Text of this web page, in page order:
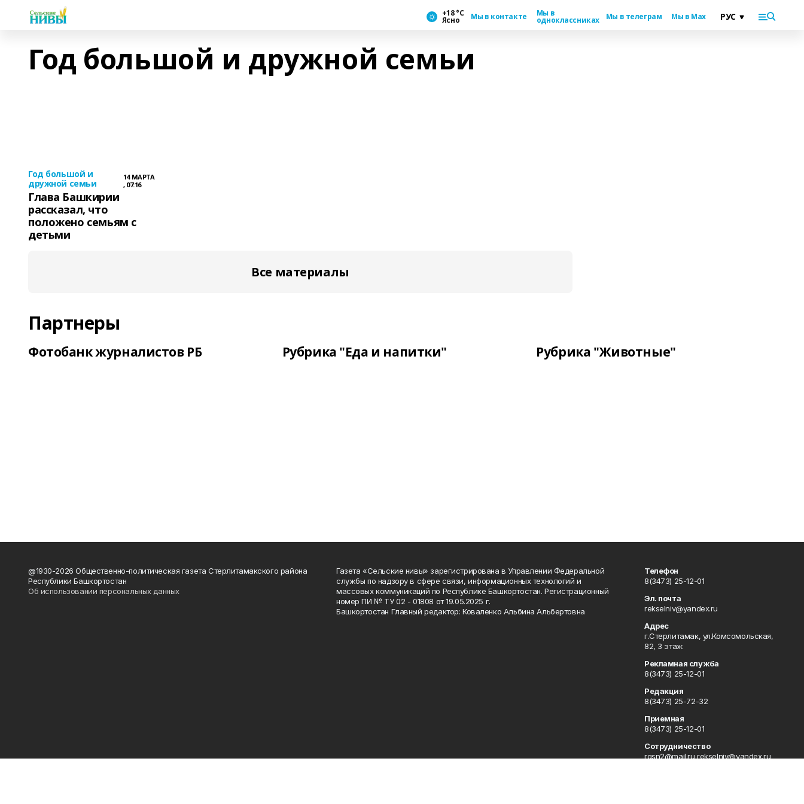
+18 °С
Ясно Мы в контакте Мы в
одноклассниках Мы в телеграм Мы в Max
Год большой и дружной семьи
Год большой и
дружной семьи
14 МАРТА
, 07:16
Глава Башкирии
рассказал, что
положено семьям с
детьми
Все материалы
Партнеры
Фотобанк журналистов РБ Рубрика "Еда и напитки" Рубрика "Животные"
@1930-2026 Общественно-политическая газета Стерлитамакского района
Республики Башкортостан
Об использовании персональных данных
Газета «Сельские нивы» зарегистрирована в Управлении Федеральной
службы по надзору в сфере связи, информационных технологий и
массовых коммуникаций по Республике Башкортостан. Регистрационный
номер ПИ № ТУ 02 - 01808 от 19.05.2025 г.
Башкортостан Главный редактор: Коваленко Альбина Альбертовна
Телефон
8(3473) 25-12-01
Эл. почта
rekselniv@yandex.ru
Адрес
г.Стерлитамак, ул.Комсомольская,
82, 3 этаж
Рекламная служба
8(3473) 25-12-01
Редакция
8(3473) 25-72-32
Приемная
8(3473) 25-12-01
Сотрудничество
rgsn2@mail.ru rekselniv@yandex.ru